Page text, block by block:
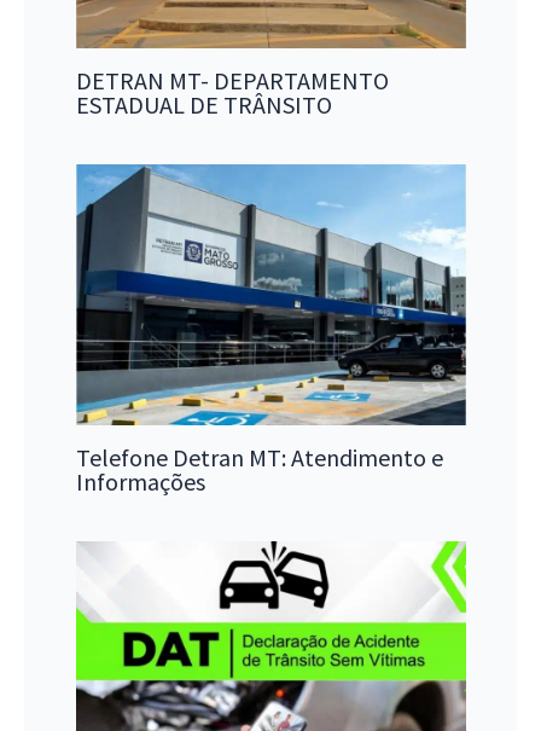
DETRAN MT- DEPARTAMENTO
ESTADUAL DE TRÂNSITO
Telefone Detran MT: Atendimento e
Informações